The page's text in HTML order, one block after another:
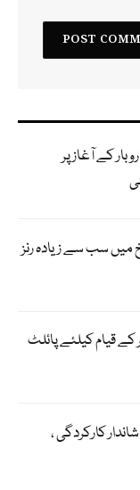
کے آغاز پر
میں سب سے زیادہ رنز
قیام کیلئے پائلٹ
کارکردگی ،